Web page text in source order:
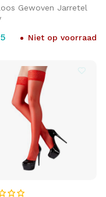
Gewoven Jarretel
Niet op voorraad